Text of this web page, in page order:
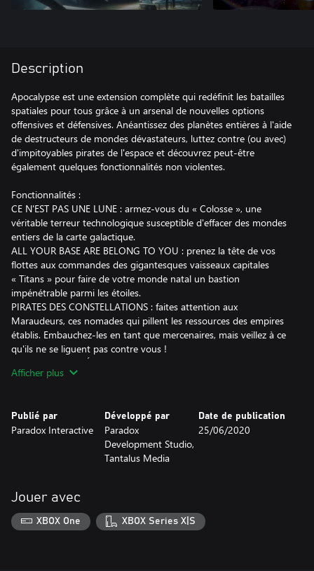
Description
Apocalypse est une extension complète qui redéfinit les batailles
spatiales pour tous grâce à un arsenal de nouvelles options
offensives et défensives. Anéantissez des planètes entières à l'aide
de destructeurs de mondes dévastateurs, luttez contre (ou avec)
d'impitoyables pirates de l'espace et découvrez peut-être
également quelques fonctionnalités non violentes.
Fonctionnalités :
CE N'EST PAS UNE LUNE : armez-vous du « Colosse », une
véritable terreur technologique susceptible d'effacer des mondes
entiers de la carte galactique.
ALL YOUR BASE ARE BELONG TO YOU : prenez la tête de vos
flottes aux commandes des gigantesques vaisseaux capitales
« Titans » pour faire de votre monde natal un bastion
impénétrable parmi les étoiles.
PIRATES DES CONSTELLATIONS : faites attention aux
Maraudeurs, ces nomades qui pillent les ressources des empires
établis. Embauchez-les en tant que mercenaires, mais veillez à ce
qu'ils ne se liguent pas contre vous !
FONCTIONNALITÉS NON VIOLENTES : les nouveaux Atouts de
l'ascension, Civismes et Ambitions unitaristes sont autant de
Afficher plus
Publié par
Paradox Interactive
Développé par
Paradox
Development Studio,
Tantalus Media
Date de publication
25/06/2020
Jouer avec
XBOX One XBOX Series X|S